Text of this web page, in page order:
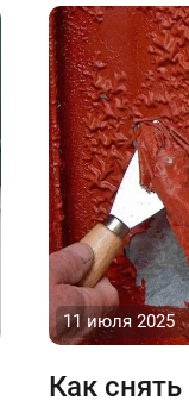
11 июля 2025
Как снять